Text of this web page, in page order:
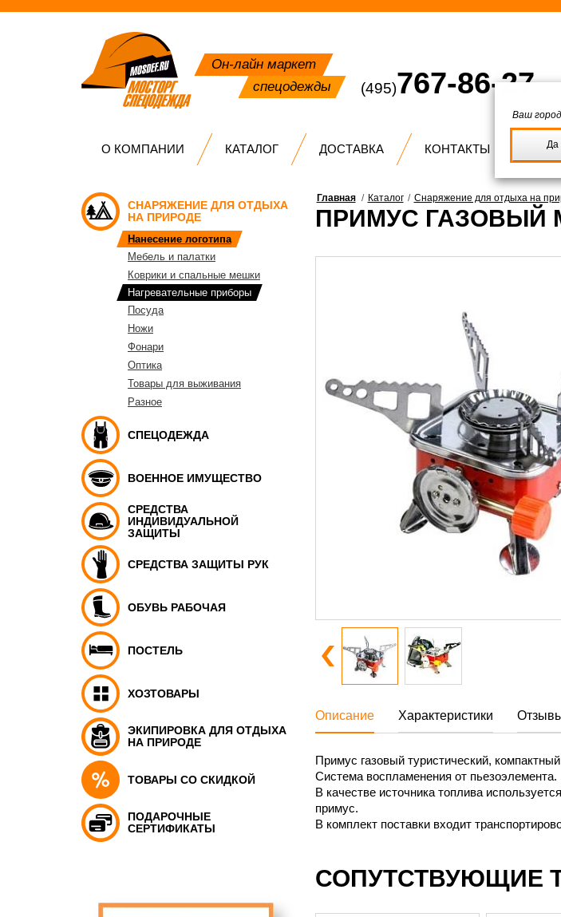
Он-лайн маркет
спецодежды
(495)767-86-27
Ваш
Да
О КОМПАНИИ КАТАЛОГ ДОСТАВКА КОНТАКТЫ
СНАРЯЖЕНИЕ ДЛЯ ОТДЫХА
НА ПРИРОДЕ
Нанесение логотипа
Мебель и палатки
Коврики и спальные мешки
Нагревательные приборы
Посуда
Ножи
Фонари
Оптика
Товары для выживания
Разное
СПЕЦОДЕЖДА
ВОЕННОЕ ИМУЩЕСТВО
СРЕДСТВА
ИНДИВИДУАЛЬНОЙ
ЗАЩИТЫ
СРЕДСТВА ЗАЩИТЫ РУК
ОБУВЬ РАБОЧАЯ
ПОСТЕЛЬ
ХОЗТОВАРЫ
ЭКИПИРОВКА ДЛЯ ОТДЫХА
НА ПРИРОДЕ
ТОВАРЫ СО СКИДКОЙ
ПОДАРОЧНЫЕ
СЕРТИФИКАТЫ
Главная / Каталог / Снаряжение для отдыха на
ПРИМУС ГАЗОВЫЙ
Описание Характеристики
Примус газовый туристический,
Система воспламенения от пьезоэлемента.
В качестве источника топлива
примус.
В комплект поставки входит
СОПУТСТВУЮЩИЕ